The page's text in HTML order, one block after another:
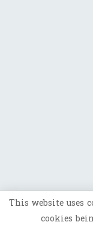
This website uses
cookies